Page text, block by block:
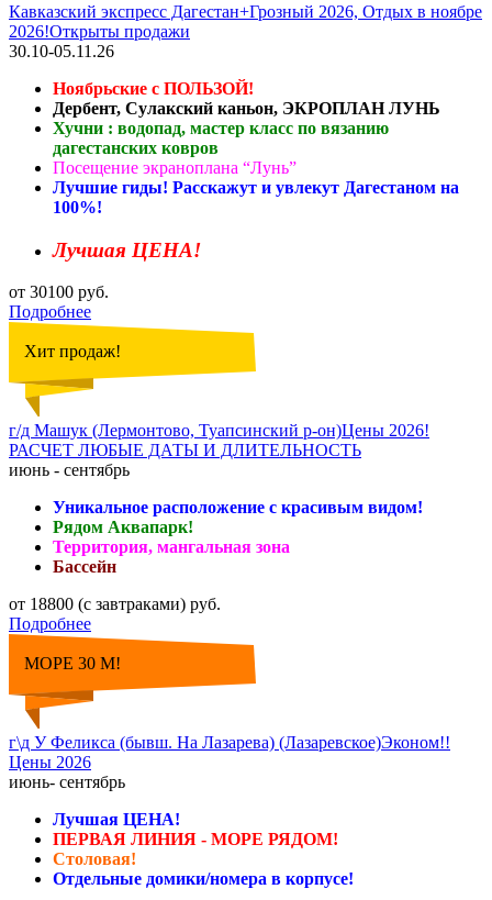
Кавказский экспресс Дагестан+Грозный 2026, Отдых в ноябре
2026!Открыты продажи
30.10-05.11.26
Ноябрьские с ПОЛЬЗОЙ!
Дербент, Сулакский каньон, ЭКРОПЛАН ЛУНЬ
Хучни : водопад, мастер класс по вязанию
дагестанских ковров
Посещение экраноплана “Лунь”
Лучшие гиды! Расскажут и увлекут Дагестаном на
100%!
Лучшая ЦЕНА!
от 30100 руб.
Подробнее
Хит продаж!
г/д Машук (Лермонтово, Туапсинский р-он)Цены 2026!
РАСЧЕТ ЛЮБЫЕ ДАТЫ И ДЛИТЕЛЬНОСТЬ
июнь - сентябрь
Уникальное расположение с красивым видом!
Рядом Аквапарк!
Территория, мангальная зона
Бассейн
от 18800 (с завтраками) руб.
Подробнее
МОРЕ 30 М!
г\д У Феликса (бывш. На Лазарева) (Лазаревское)Эконом!!
Цены 2026
июнь- сентябрь
Лучшая ЦЕНА!
ПЕРВАЯ ЛИНИЯ - МОРЕ РЯДОМ!
Столовая!
Отдельные домики/номера в корпусе!